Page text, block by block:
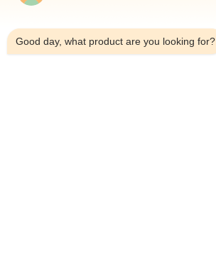
Good day, what product are you looking for?